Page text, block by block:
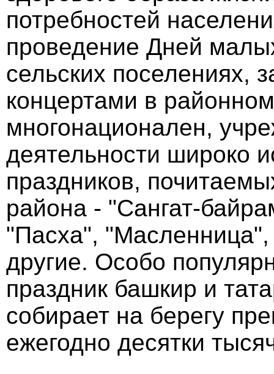
потребностей
проведение Дней
сельских поселениях,
концертами в
многонационален,
деятельности широко
праздников,
района - "Сангат-
"Пасха",
другие. Особо
праздник башкир и
собирает на берегу
ежегодно десятки